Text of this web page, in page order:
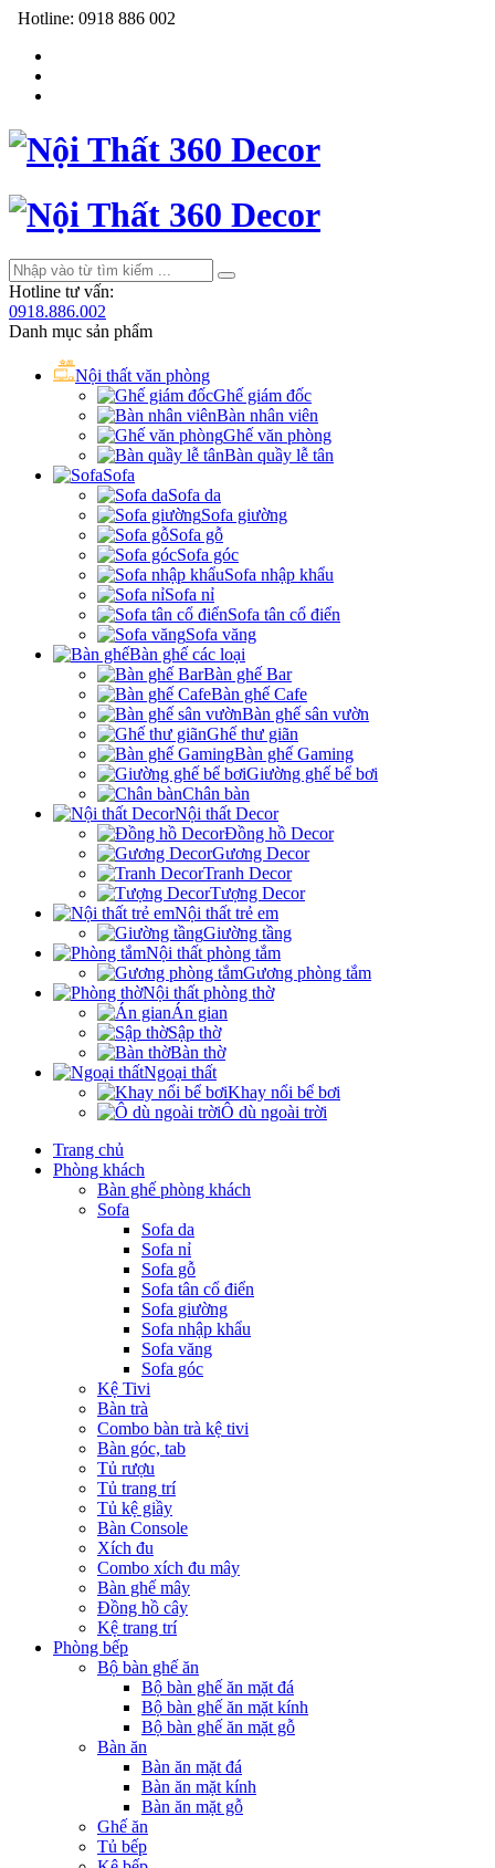
Hotline: 0918 886 002
Hotline tư vấn:
0918.886.002
Danh mục sản phẩm
Nội thất văn phòng
Ghế giám đốc
Bàn nhân viên
Ghế văn phòng
Bàn quầy lễ tân
Sofa
Sofa da
Sofa giường
Sofa gỗ
Sofa góc
Sofa nhập khẩu
Sofa nỉ
Sofa tân cổ điển
Sofa văng
Bàn ghế các loại
Bàn ghế Bar
Bàn ghế Cafe
Bàn ghế sân vườn
Ghế thư giãn
Bàn ghế Gaming
Giường ghế bể bơi
Chân bàn
Nội thất Decor
Đồng hồ Decor
Gương Decor
Tranh Decor
Tượng Decor
Nội thất trẻ em
Giường tầng
Nội thất phòng tắm
Gương phòng tắm
Nội thất phòng thờ
Án gian
Sập thờ
Bàn thờ
Ngoại thất
Khay nổi bể bơi
Ô dù ngoài trời
Trang chủ
Phòng khách
Bàn ghế phòng khách
Sofa
Sofa da
Sofa nỉ
Sofa gỗ
Sofa tân cổ điển
Sofa giường
Sofa nhập khẩu
Sofa văng
Sofa góc
Kệ Tivi
Bàn trà
Combo bàn trà kệ tivi
Bàn góc, tab
Tủ rượu
Tủ trang trí
Tủ kệ giầy
Bàn Console
Xích đu
Combo xích đu mây
Bàn ghế mây
Đồng hồ cây
Kệ trang trí
Phòng bếp
Bộ bàn ghế ăn
Bộ bàn ghế ăn mặt đá
Bộ bàn ghế ăn mặt kính
Bộ bàn ghế ăn mặt gỗ
Bàn ăn
Bàn ăn mặt đá
Bàn ăn mặt kính
Bàn ăn mặt gỗ
Ghế ăn
Tủ bếp